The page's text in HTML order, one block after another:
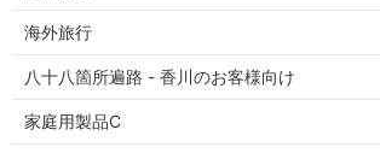
海外旅行
八十八箇所遍路 - 香川のお客様向け
家庭用製品C